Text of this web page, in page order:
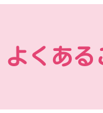
よくある